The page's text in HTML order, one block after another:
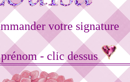
votre signature
- clic dessus